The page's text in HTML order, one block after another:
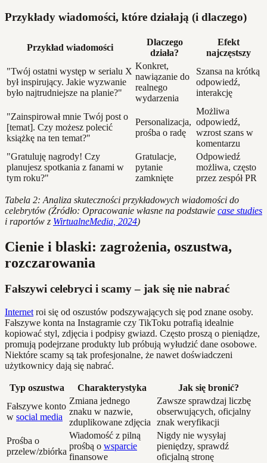
Przykłady wiadomości, które działają (i dlaczego)
Przykład wiadomości
Dlaczego
działa?
Efekt
najczęstszy
"Twój ostatni występ w serialu X
był inspirujący. Jakie wyzwanie
było najtrudniejsze na planie?"
Konkret,
nawiązanie do
realnego
wydarzenia
Szansa na krótką
odpowiedź,
interakcję
"Zainspirował mnie Twój post o
[temat]. Czy możesz polecić
książkę na ten temat?"
Personalizacja,
prośba o radę
Możliwa
odpowiedź,
wzrost szans w
komentarzu
"Gratuluję nagrody! Czy
planujesz spotkania z fanami w
tym roku?"
Gratulacje,
pytanie
zamknięte
Odpowiedź
możliwa, często
przez zespół PR
Tabela 2: Analiza skuteczności przykładowych wiadomości do
celebrytów (Źródło: Opracowanie własne na podstawie case studies
i raportów z WirtualneMedia, 2024)
Cienie i blaski: zagrożenia, oszustwa,
rozczarowania
Fałszywi celebryci i scamy – jak się nie nabrać
Internet roi się od oszustów podszywających się pod znane osoby.
Fałszywe konta na Instagramie czy TikToku potrafią idealnie
kopiować styl, zdjęcia i podpisy gwiazd. Często proszą o pieniądze,
promują podejrzane produkty lub próbują wyłudzić dane osobowe.
Niektóre scamy są tak profesjonalne, że nawet doświadczeni
użytkownicy dają się nabrać.
Typ oszustwa Charakterystyka
Jak się bronić?
Fałszywe konto
w social media
Zmiana jednego
znaku w nazwie,
zduplikowane zdjęcia
Zawsze sprawdzaj liczbę
obserwujących, oficjalny
znak weryfikacji
Prośba o
przelew/zbiórka
Wiadomość z pilną
prośbą o wsparcie
finansowe
Nigdy nie wysyłaj
pieniędzy, sprawdź
oficjalną stronę